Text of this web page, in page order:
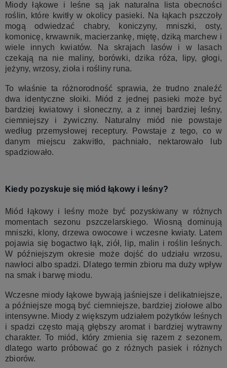
Miody łąkowe i leśne są jak naturalna lista obecności
roślin, które kwitły w okolicy pasieki. Na łąkach pszczoły
mogą odwiedzać chabry, koniczyny, mniszki, osty,
komonicę, krwawnik, macierzankę, miętę, dziką marchew i
wiele innych kwiatów. Na skrajach lasów i w lasach
czekają na nie maliny, borówki, dzika róża, lipy, głogi,
jeżyny, wrzosy, zioła i rośliny runa.
To właśnie ta różnorodność sprawia, że trudno znaleźć
dwa identyczne słoiki. Miód z jednej pasieki może być
bardziej kwiatowy i słoneczny, a z innej bardziej leśny,
ciemniejszy i żywiczny. Naturalny miód nie powstaje
według przemysłowej receptury. Powstaje z tego, co w
danym miejscu zakwitło, pachniało, nektarowało lub
spadziowało.
Kiedy pozyskuje się miód łąkowy i leśny?
Miód łąkowy i leśny może być pozyskiwany w różnych
momentach sezonu pszczelarskiego. Wiosną dominują
mniszki, klony, drzewa owocowe i wczesne kwiaty. Latem
pojawia się bogactwo łąk, ziół, lip, malin i roślin leśnych.
W późniejszym okresie może dojść do udziału wrzosu,
nawłoci albo spadzi. Dlatego termin zbioru ma duży wpływ
na smak i barwę miodu.
Wczesne miody łąkowe bywają jaśniejsze i delikatniejsze,
a późniejsze mogą być ciemniejsze, bardziej ziołowe albo
intensywne. Miody z większym udziałem pożytków leśnych
i spadzi często mają głębszy aromat i bardziej wytrawny
charakter. To miód, który zmienia się razem z sezonem,
dlatego warto próbować go z różnych pasiek i różnych
zbiorów.